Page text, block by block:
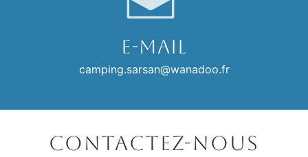
E-mail
camping.sarsan@wanadoo.fr
Contactez-nous